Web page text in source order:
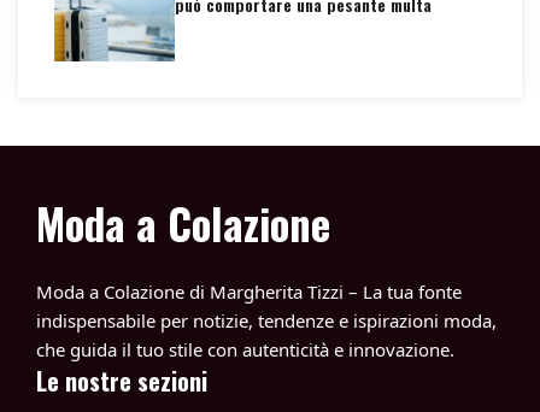
Moda a Colazione
Moda a Colazione di Margherita Tizzi – La tua fonte
indispensabile per notizie, tendenze e ispirazioni moda,
che guida il tuo stile con autenticità e innovazione.
Le nostre sezioni